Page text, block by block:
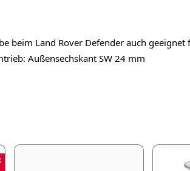
beim Land Rover Defender auch
Außensechskant SW 24 mm